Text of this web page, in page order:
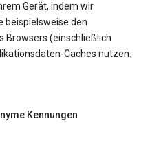
Gerät, indem wir
beispielsweise den
Browsers (einschließlich
Caches nutzen.
Kennungen